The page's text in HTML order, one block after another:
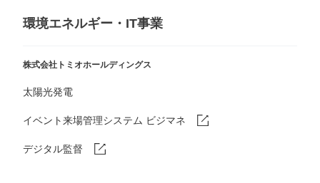
環境エネルギー・IT事業
株式会社トミオホールディングス
太陽光発電
イベント来場管理システム ビジマネ
デジタル監督